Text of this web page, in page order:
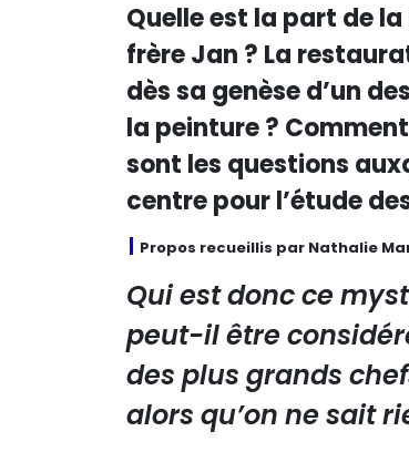
Quelle est la part de
frère Jan ? La
dès sa genèse d’un
la peinture ?
sont les questions
centre pour l’étude
Propos recueillis par Nathalie
Qui est donc ce
peut-il être
des plus grands
alors qu’on ne sait